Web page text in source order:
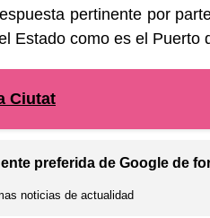
pertinente por
Estado como es el Puerto
Ciutat
preferida de Google de
noticias de actualidad